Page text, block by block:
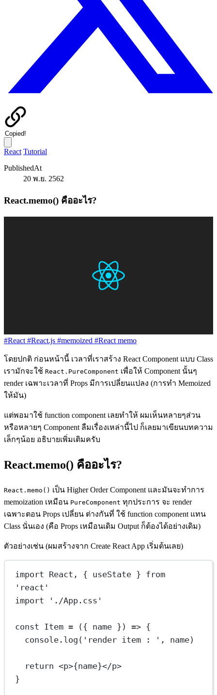
Copied!
React Tutorial
PublishedAt
20 พ.ย. 2562
React.memo() คืออะไร?
#React #React.js #memoized #React memo
โดยปกติ ก่อนหน้านี้ เวลาที่เราสร้าง React Component แบบ Class
เรามักจะใช้ React.PureComponent เพื่อให้ Component นั้นๆ
render เฉพาะเวลาที่ Props มีการเปลี่ยนแปลง (การทำ Memoized
ให้มัน)
แต่พอมาใช้ function component เลยทำให้ ผมเห็นหลายๆส่วน
หรือหลายๆ Component ลืมเรื่องเหล่านี้ไป ก็เลยมาเขียนบทความ
เล็กๆน้อย อธิบายเพิ่มเติมครับ
React.memo() คืออะไร?
React.memo() เป็น Higher Order Component และมันจะทำการ
memoization เหมือน PureComponent ทุกประการ จะ render
เฉพาะตอน Props เปลี่ยน ต่างกันที่ ใช้ function component แทน
Class นั่นเอง (คือ Props เหมือนเดิม Output ก็ต้องได้อย่างเดิม)
ตัวอย่างเช่น (ผมสร้างจาก Create React App เริ่มต้นเลย)
import React, { useState } from
'react'
import
'./App.css'
const Item = ({ name }) => {
console. log ( 'render item : ' , name)
return <p>{name}</p>
}